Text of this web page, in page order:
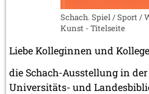
Schach. Spiel / Sport /
Kunst - Titelseite
Liebe Kolleginnen und
die Schach-Ausstellung in
Universitäts- und